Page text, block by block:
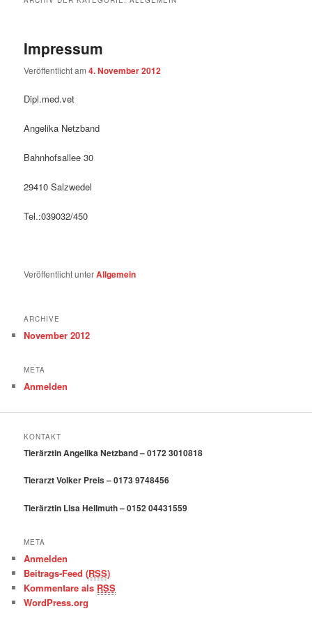
Impressum
Veröffentlicht am4. November 2012
Dipl.med.vet
Angelika Netzband
Bahnhofsallee 30
29410 Salzwedel
Tel.:039032/450
Veröffentlicht unterAllgemein
ARCHIVE
November 2012
META
Anmelden
KONTAKT
Tierärztin Angelika Netzband – 0172 3010818
Tierarzt Volker Preis – 0173 9748456
Tierärztin Lisa Hellmuth – 0152 04431559
META
Anmelden
Beitrags-Feed (RSS)
Kommentare als RSS
WordPress.org